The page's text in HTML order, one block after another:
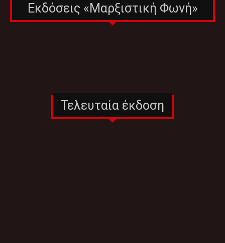
Εκδόσεις «Μαρξιστική Φωνή»
Τελευταία έκδοση